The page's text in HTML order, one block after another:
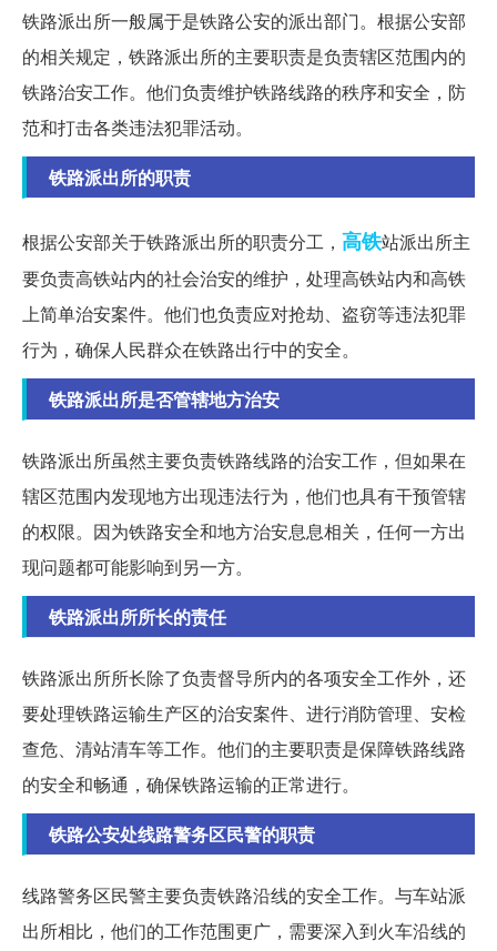
铁路派出所一般属于是铁路公安的派出部门。根据公安部
的相关规定，铁路派出所的主要职责是负责辖区范围内的
铁路治安工作。他们负责维护铁路线路的秩序和安全，防
范和打击各类违法犯罪活动。
铁路派出所的职责
根据公安部关于铁路派出所的职责分工， 高铁站派出所主
要负责高铁站内的社会治安的维护，处理高铁站内和高铁
上简单治安案件。他们也负责应对抢劫、盗窃等违法犯罪
行为，确保人民群众在铁路出行中的安全。
铁路派出所是否管辖地方治安
铁路派出所虽然主要负责铁路线路的治安工作，但如果在
辖区范围内发现地方出现违法行为，他们也具有干预管辖
的权限。因为铁路安全和地方治安息息相关，任何一方出
现问题都可能影响到另一方。
铁路派出所所长的责任
铁路派出所所长除了负责督导所内的各项安全工作外，还
要处理铁路运输生产区的治安案件、进行消防管理、安检
查危、清站清车等工作。他们的主要职责是保障铁路线路
的安全和畅通，确保铁路运输的正常进行。
铁路公安处线路警务区民警的职责
线路警务区民警主要负责铁路沿线的安全工作。与车站派
出所相比，他们的工作范围更广，需要深入到火车沿线的